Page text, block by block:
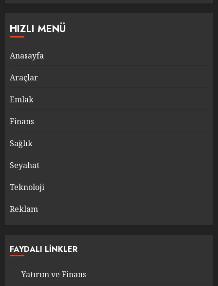
HIZLI MENÜ
Anasayfa
Araçlar
Emlak
Finans
Sağlık
Seyahat
Teknoloji
Reklam
FAYDALI LINKLER
Yatırım ve Finans